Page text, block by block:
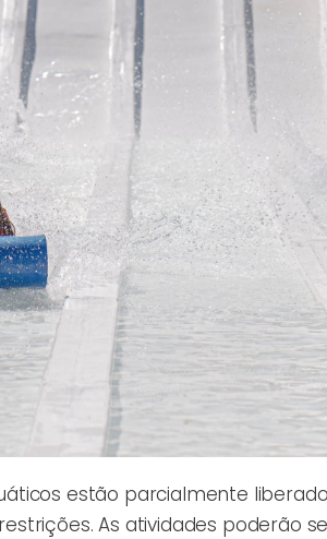
estão parcialmente
As atividades poderão